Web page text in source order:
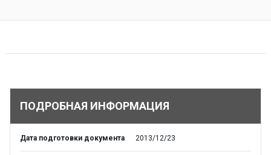
ПОДРОБНАЯ ИНФОРМАЦИЯ
Дата подготовки документа 2013/12/23